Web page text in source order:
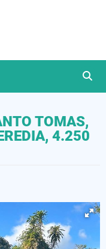
TOMAS,
4.250